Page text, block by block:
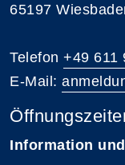
65197
Telefon +49 611
E-Mail:
Information